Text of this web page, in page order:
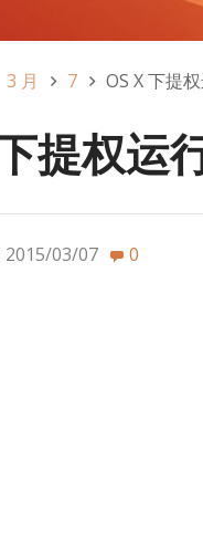
3 月 7 OS X 下提
提权运
2015/03/07 0